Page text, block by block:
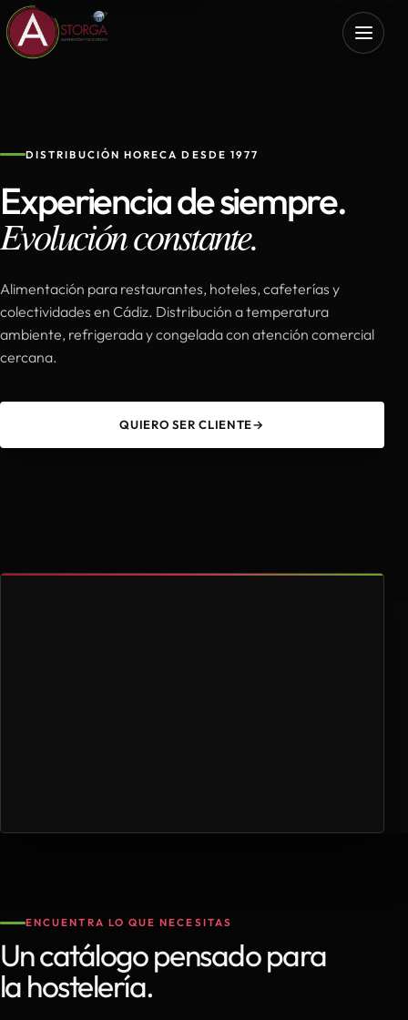
DISTRIBUCIÓN HORECA DESDE 1977
Experiencia de siempre.
Evolución constante.
Alimentación para restaurantes, hoteles, cafeterías y
colectividades en Cádiz. Distribución a temperatura
ambiente, refrigerada y congelada con atención comercial
cercana.
QUIERO SER CLIENTE→
ENCUENTRA LO QUE NECESITAS
Un catálogo pensado para
la hostelería.